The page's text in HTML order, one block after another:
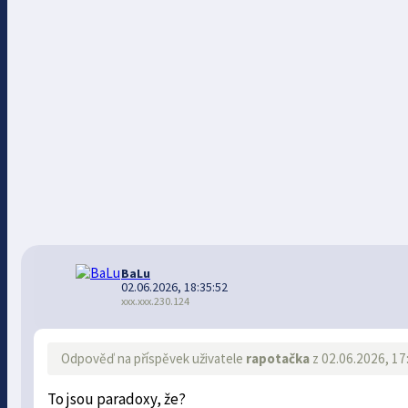
BaLu
02.06.2026, 18:35:52
xxx.xxx.230.124
Odpověď na příspěvek uživatele rapotačka z 02.06.2026,
To jsou paradoxy, že?